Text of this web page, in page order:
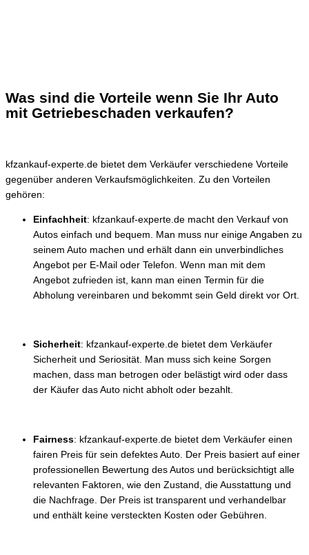
Was sind die Vorteile wenn Sie Ihr Auto
mit Getriebeschaden verkaufen?
kfzankauf-experte.de bietet dem Verkäufer verschiedene Vorteile
gegenüber anderen Verkaufsmöglichkeiten. Zu den Vorteilen
gehören:
Einfachheit: kfzankauf-experte.de macht den Verkauf von
Autos einfach und bequem. Man muss nur einige Angaben zu
seinem Auto machen und erhält dann ein unverbindliches
Angebot per E-Mail oder Telefon. Wenn man mit dem
Angebot zufrieden ist, kann man einen Termin für die
Abholung vereinbaren und bekommt sein Geld direkt vor Ort.
Sicherheit: kfzankauf-experte.de bietet dem Verkäufer
Sicherheit und Seriosität. Man muss sich keine Sorgen
machen, dass man betrogen oder belästigt wird oder dass
der Käufer das Auto nicht abholt oder bezahlt.
Fairness: kfzankauf-experte.de bietet dem Verkäufer einen
fairen Preis für sein defektes Auto. Der Preis basiert auf einer
professionellen Bewertung des Autos und berücksichtigt alle
relevanten Faktoren, wie den Zustand, die Ausstattung und
die Nachfrage. Der Preis ist transparent und verhandelbar
und enthält keine versteckten Kosten oder Gebühren.